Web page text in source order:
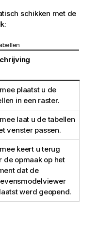
schikken met de
plaatst u de
in een raster.
laat u de tabellen
venster passen.
keert u terug
de opmaak op het
dat de
werd geopend.